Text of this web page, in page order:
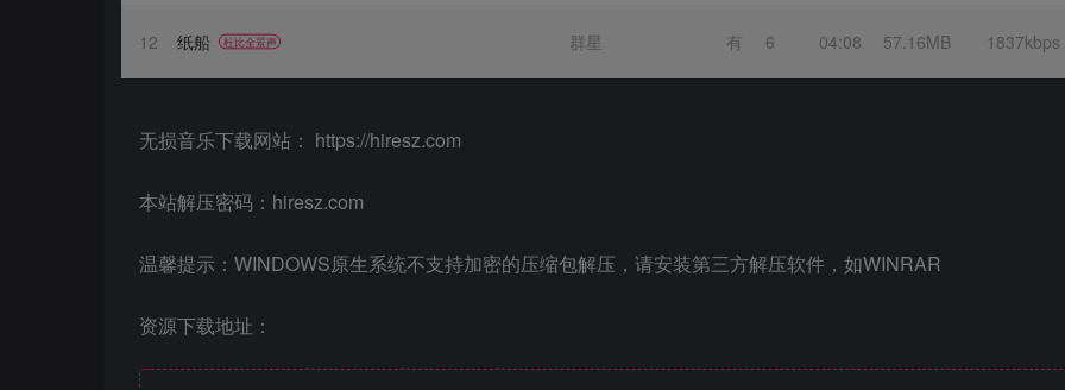
12 纸船 杜比全景声 群星 有 6 04:08 57.16MB 1837kbps
无损音乐下载网站： https://hiresz.com
本站解压密码：hiresz.com
温馨提示：WINDOWS原生系统不支持加密的压缩包解压，请安装第三方解压软件，如WINRAR
资源下载地址：